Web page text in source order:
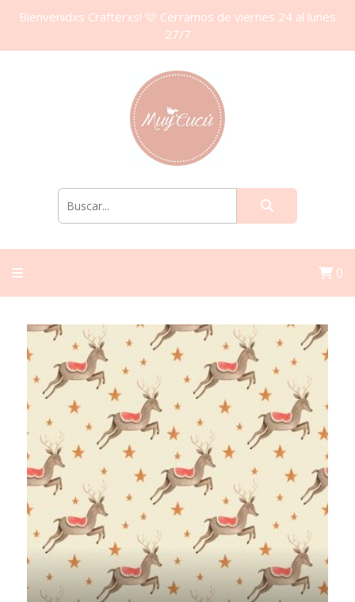
Bienvenidxs Crafterxs! 🩷 Cerramos de viernes 24 al lunes
27/7
0